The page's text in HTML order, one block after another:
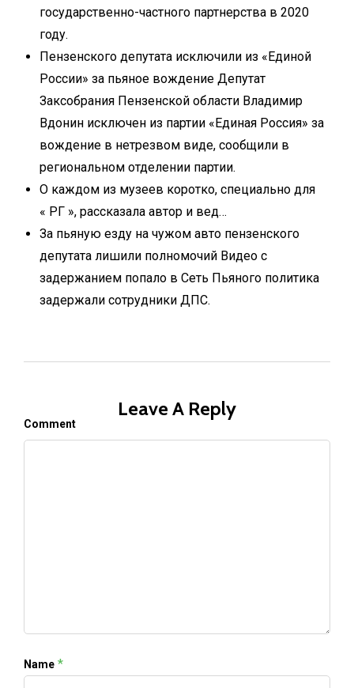
государственно-частного партнерства в 2020
году.
Пензенского депутата исключили из «Единой
России» за пьяное вождение Депутат
Заксобрания Пензенской области Владимир
Вдонин исключен из партии «Единая Россия» за
вождение в нетрезвом виде, сообщили в
региональном отделении партии.
О каждом из музеев коротко, специально для
« РГ », рассказала автор и вед…
За пьяную езду на чужом авто пензенского
депутата лишили полномочий Видео с
задержанием попало в Сеть Пьяного политика
задержали сотрудники ДПС.
Leave A Reply
Comment
Name *